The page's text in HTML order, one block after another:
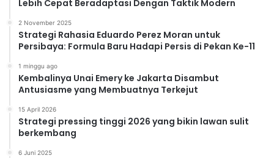
Lebih Cepat Beradaptasi Dengan Taktik Modern
2 November 2025
Strategi Rahasia Eduardo Perez Moran untuk
Persibaya: Formula Baru Hadapi Persis di Pekan Ke-11
1 minggu ago
Kembalinya Unai Emery ke Jakarta Disambut
Antusiasme yang Membuatnya Terkejut
15 April 2026
Strategi pressing tinggi 2026 yang bikin lawan sulit
berkembang
6 Juni 2025